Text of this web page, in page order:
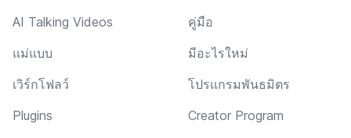
AI Talking Videos
แม่แบบ
เวิร์กโฟลว์
Plugins
คู่มือ
มีอะไรใหม่
โปรแกรมพันธมิตร
Creator Program